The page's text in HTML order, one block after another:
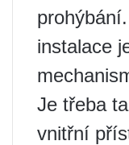
instalace
Je třeba
vnitřní